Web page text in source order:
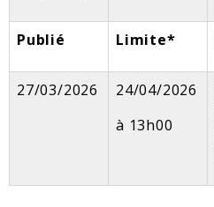
Publié Limite*
27/03/2026
24/04/2026
à 13h00